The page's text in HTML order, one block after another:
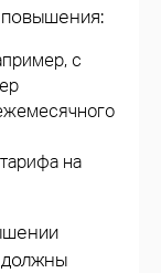
с
на
должны